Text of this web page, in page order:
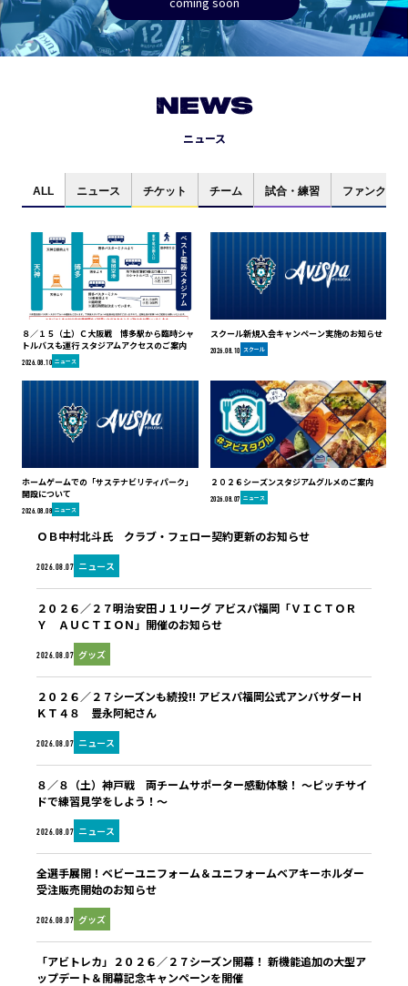
NEWS
ニュース
ALL ニュース チケット チーム 試合・練習 ファンクラブ
８／１５（土）Ｃ大阪戦 博多駅から臨時シャ
トルバスも運行 スタジアムアクセスのご案内
2026.08.10 ニュース
スクール新規入会キャンペーン実施のお知らせ
2026.08.10 スクール
ホームゲームでの「サステナビリティパーク」
開設について
2026.08.08 ニュース
２０２６シーズンスタジアムグルメのご案内
2026.08.07 ニュース
2026.08.07 ニュース
ＯＢ中村北斗氏 クラブ・フェロー契約更新のお知らせ
2026.08.07 グッズ
２０２６／２７明治安田Ｊ１リーグ アビスパ福岡「ＶＩＣＴＯＲ
Ｙ ＡＵＣＴＩＯＮ」開催のお知らせ
2026.08.07 ニュース
２０２６／２７シーズンも続投!! アビスパ福岡公式アンバサダーＨ
ＫＴ４８ 豊永阿紀さん
2026.08.07 ニュース
８／８（土）神戸戦 両チームサポーター感動体験！ ～ピッチサイ
ドで練習見学をしよう！～
2026.08.07 グッズ
全選手展開！ベビーユニフォーム＆ユニフォームベアキーホルダー
受注販売開始のお知らせ
「アビトレカ」２０２６／２７シーズン開幕！ 新機能追加の大型ア
ップデート＆開幕記念キャンペーンを開催